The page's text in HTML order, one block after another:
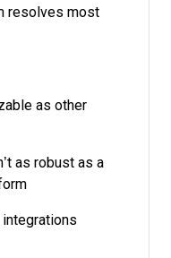
resolves most
as other
as robust as a